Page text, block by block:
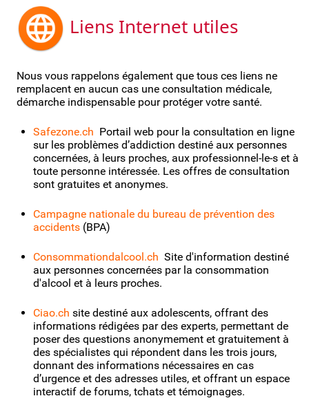
Liens Internet utiles
Nous vous rappelons également que tous ces liens ne
remplacent en aucun cas une consultation médicale,
démarche indispensable pour protéger votre santé.
Safezone.ch Portail web pour la consultation en ligne
sur les problèmes d’addiction destiné aux personnes
concernées, à leurs proches, aux professionnel-le-s et à
toute personne intéressée. Les offres de consultation
sont gratuites et anonymes.
Campagne nationale du bureau de prévention des
accidents (BPA)
Consommationdalcool.ch Site d'information destiné
aux personnes concernées par la consommation
d'alcool et à leurs proches.
Ciao.ch site destiné aux adolescents, offrant des
informations rédigées par des experts, permettant de
poser des questions anonymement et gratuitement à
des spécialistes qui répondent dans les trois jours,
donnant des informations nécessaires en cas
d’urgence et des adresses utiles, et offrant un espace
interactif de forums, tchats et témoignages.